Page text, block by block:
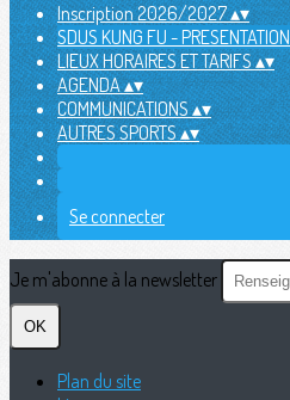
Inscription 2026/2027▴▾
SDUS KUNG FU - PRESENTATION
LIEUX HORAIRES ET TARIFS▴▾
AGENDA▴▾
COMMUNICATIONS▴▾
AUTRES SPORTS▴▾
Se connecter
Je m'abonne à la newsletter
OK
Plan du site